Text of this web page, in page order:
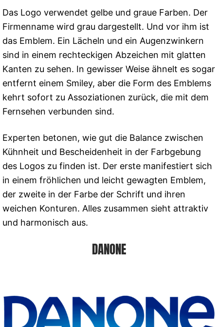
Das Logo verwendet gelbe und graue Farben. Der
Firmenname wird grau dargestellt. Und vor ihm ist
das Emblem. Ein Lächeln und ein Augenzwinkern
sind in einem rechteckigen Abzeichen mit glatten
Kanten zu sehen. In gewisser Weise ähnelt es sogar
entfernt einem Smiley, aber die Form des Emblems
kehrt sofort zu Assoziationen zurück, die mit dem
Fernsehen verbunden sind.
Experten betonen, wie gut die Balance zwischen
Kühnheit und Bescheidenheit in der Farbgebung
des Logos zu finden ist. Der erste manifestiert sich
in einem fröhlichen und leicht gewagten Emblem,
der zweite in der Farbe der Schrift und ihren
weichen Konturen. Alles zusammen sieht attraktiv
und harmonisch aus.
DANONE